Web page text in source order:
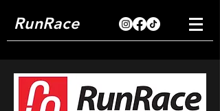
RunRace